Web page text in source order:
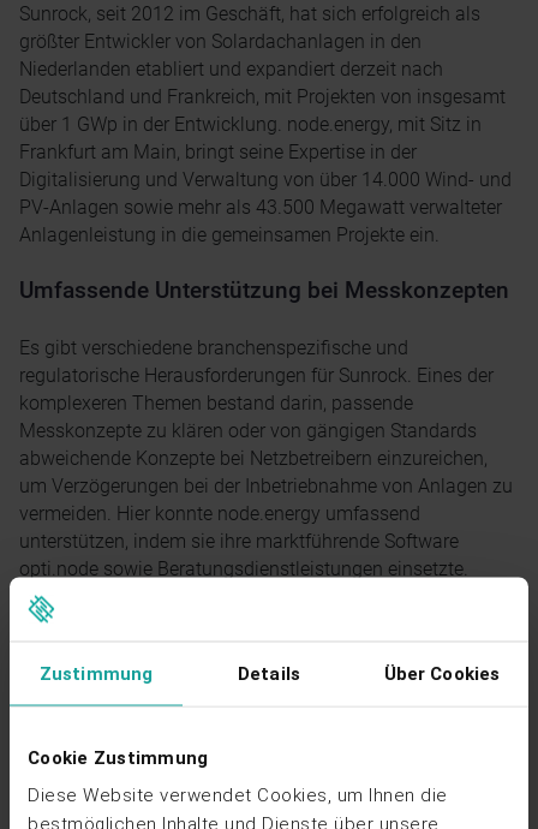
Zustimmung Details Über Cookies
Cookie Zustimmung
Diese Website verwendet Cookies, um Ihnen die
bestmöglichen Inhalte und Dienste über unsere
Sunrock, seit 2012 im Geschäft, hat sich erfolgreich als
größter Entwickler von Solardachanlagen in den
Niederlanden etabliert und expandiert derzeit nach
Deutschland und Frankreich, mit Projekten von insgesamt
über 1 GWp in der Entwicklung. node.energy, mit Sitz in
Frankfurt am Main, bringt seine Expertise in der
Digitalisierung und Verwaltung von über 14.000 Wind- und
PV-Anlagen sowie mehr als 43.500 Megawatt verwalteter
Anlagenleistung in die gemeinsamen Projekte ein.
Umfassende Unterstützung bei Messkonzepten
Es gibt verschiedene branchenspezifische und
regulatorische Herausforderungen für Sunrock. Eines der
komplexeren Themen bestand darin, passende
Messkonzepte zu klären oder von gängigen Standards
abweichende Konzepte bei Netzbetreibern einzureichen,
um Verzögerungen bei der Inbetriebnahme von Anlagen zu
vermeiden. Hier konnte node.energy umfassend
unterstützen, indem sie ihre marktführende Software
opti.node sowie Beratungsdienstleistungen einsetzte.
freuen uns zu sehen, wie sie sich dank unserer
Lösungen immer stärker selbst befähigen,
Leonie Herold, Energieexpertin bei node.energy